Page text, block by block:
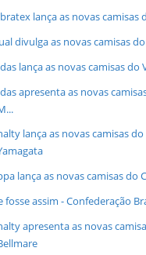
lança as novas camisas
divulga as novas camisas
lança as novas camisas do
apresenta as novas
lança as novas camisas
lança as novas camisas do
fosse assim - Confederação
apresenta as novas